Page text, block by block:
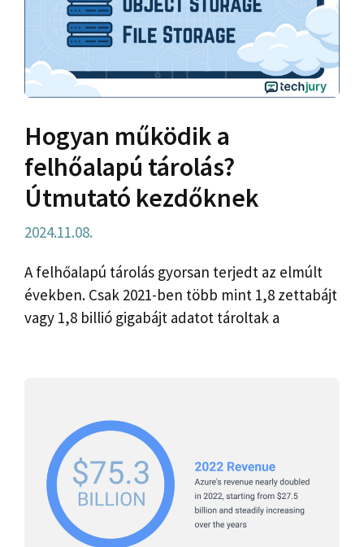
Hogyan működik a
felhőalapú tárolás?
Útmutató kezdőknek
2024.11.08.
A felhőalapú tárolás gyorsan terjedt az elmúlt
években. Csak 2021-ben több mint 1,8 zettabájt
vagy 1,8 billió gigabájt adatot tároltak a